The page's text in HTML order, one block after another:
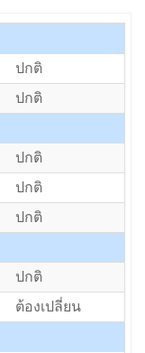
ปกติ
ปกติ
ปกติ
ปกติ
ปกติ
ปกติ
ต้องเปลี่ยน